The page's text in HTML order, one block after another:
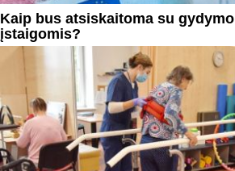
Kaip bus atsiskaitoma su gydymo
įstaigomis?